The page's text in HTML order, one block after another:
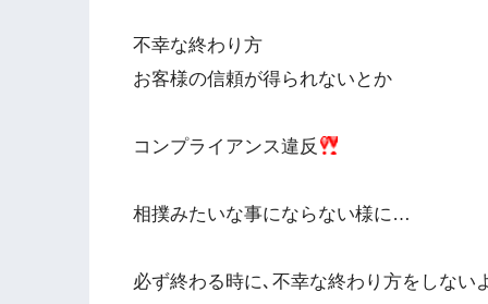
不幸な終わり方
お客様の信頼が得られないとか
コンプライアンス違反
相撲みたいな事にならない様に…
必ず終わる時に､不幸な終わり方をしない